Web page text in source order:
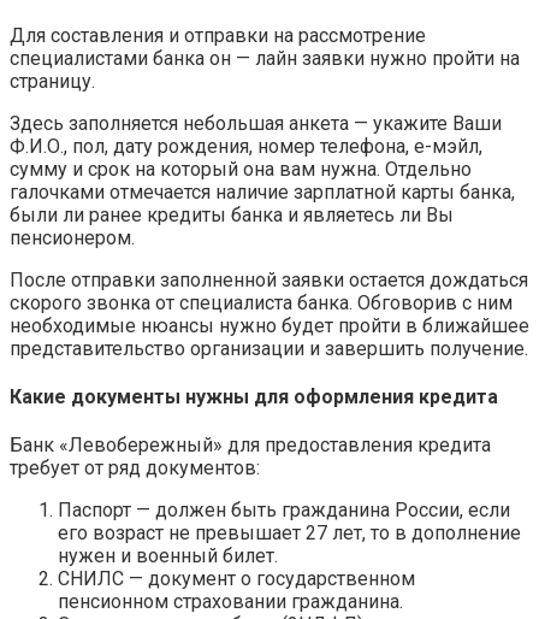
Для составления и отправки на рассмотрение
специалистами банка он — лайн заявки нужно пройти на
страницу.
Здесь заполняется небольшая анкета — укажите Ваши
Ф.И.О., пол, дату рождения, номер телефона, е-мэйл,
сумму и срок на который она вам нужна. Отдельно
галочками отмечается наличие зарплатной карты банка,
были ли ранее кредиты банка и являетесь ли Вы
пенсионером.
После отправки заполненной заявки остается дождаться
скорого звонка от специалиста банка. Обговорив с ним
необходимые нюансы нужно будет пройти в ближайшее
представительство организации и завершить получение.
Какие документы нужны для оформления кредита
Банк «Левобережный» для предоставления кредита
требует от ряд документов:
Паспорт — должен быть гражданина России, если
его возраст не превышает 27 лет, то в дополнение
нужен и военный билет.
СНИЛС — документ о государственном
пенсионном страховании гражданина.